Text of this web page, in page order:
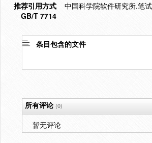
推荐引用方式
GB/T 7714
中国科学院软件研究所.笔
条目包含的文件
所有评论(0)
暂无评论